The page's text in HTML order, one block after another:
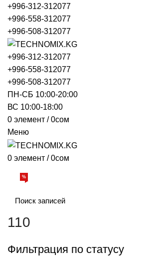
+996-312-312077
+996-558-312077
+996-508-312077
+996-312-312077
+996-558-312077
+996-508-312077
ПН-СБ 10:00-20:00
ВС 10:00-18:00
0 элемент / 0сом
Меню
0 элемент / 0сом
АКЦИИ
%
110
Фильтрация по статусу